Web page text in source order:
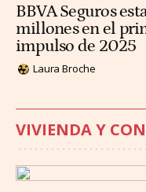
BBVA Seguros
millones en el
impulso de 2025
Laura Broche
VIVIENDA Y